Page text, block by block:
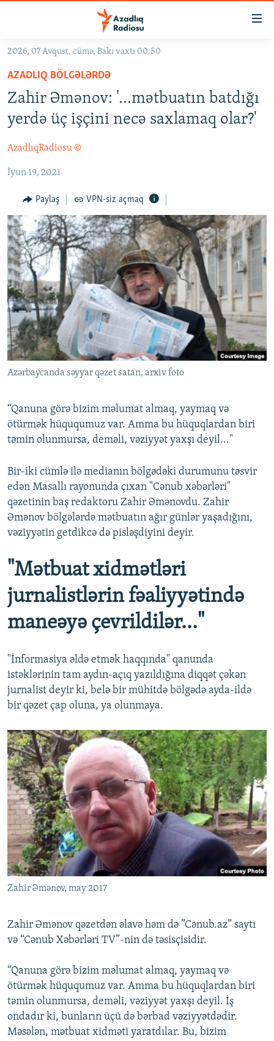
Əsas
qayıt
Əsas
naviqasiyaya
qayıt
Axtarışa
#İZAHLA
KORRUPSIOMETR
FƏRQƏ BAX
QANUNI DOĞRU
ARAŞDIRMA
MULTIMEDIA
VIDEO
FOTOQALEREYA
İNFOQRAFIKA
KARIKATURA
RADIO ARXIV
OXU ZALI
AZƏRBAYCAN ƏDƏBIYYATI KITABXANASI
İSLAM VƏ DEMOKRATIYA
İZ - MƏDƏNIYYƏT PROQRAMI
HAQQIMIZDA
MISSIYAMIZ
PEŞƏ ETIKASI VƏ JURNALISTIKA STANDARTLARIMIZ
MATERIALLARIMIZDAN ISTIFADƏ
AZADLIQRADIOSU MOBIL TELEFONUNUZDA
BIZIMLƏ ƏLAQƏ
BIZI IZLƏ
RFE/RL-in bütün saytları
2026, 07 Avqust, cümə, Bakı vaxtı 00:50
AZADLIQ BÖLGƏLƏRDƏ
Zahir Əmənov: '...mətbuatın batdığı
yerdə üç işçini necə saxlamaq olar?'
AzadlıqRadiosu ©
İyun 19, 2021
Paylaş VPN-siz açmaq
Azərbaycanda səyyar qəzet satan, arxiv foto
“Qanuna görə bizim məlumat almaq, yaymaq və
ötürmək hüququmuz var. Amma bu hüquqlardan biri
təmin olunmursa, deməli, vəziyyət yaxşı deyil..."
Bir-iki cümlə ilə medianın bölgədəki durumunu təsvir
edən Masallı rayonunda çıxan "Cənub xəbərləri"
qəzetinin baş redaktoru Zahir Əmənovdu. Zahir
Əmənov bölgələrdə mətbuatın ağır günlər yaşadığını,
vəziyyətin getdikcə də pisləşdiyini deyir.
"Mətbuat xidmətləri
jurnalistlərin fəaliyyətində
maneəyə çevrildilər..."
"İnformasiya əldə etmək haqqında" qanunda
istəklərinin tam aydın-açıq yazıldığına diqqət çəkən
jurnalist deyir ki, belə bir mühitdə bölgədə ayda-ildə
bir qəzet çap oluna, ya olunmaya.
Zahir Əmənov, may 2017
Zahir Əmənov qəzetdən əlavə həm də ”Cənub.az” saytı
və “Cənub Xəbərləri TV”-nin də təsisçisidir.
“Qanuna görə bizim məlumat almaq, yaymaq və
ötürmək hüququmuz var. Amma bu hüquqlardan biri
təmin olunmursa, deməli, vəziyyət yaxşı deyil. İş
ondadır ki, bunların üçü də bərbad vəziyyətdədir.
Məsələn, mətbuat xidməti yaratdılar. Bu, bizim